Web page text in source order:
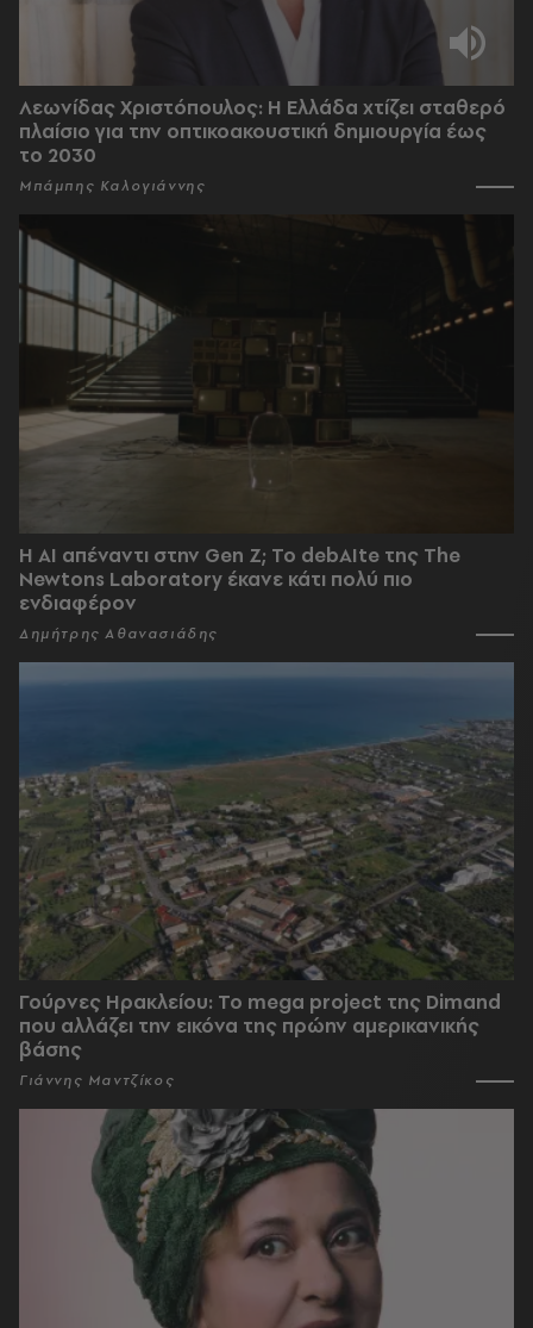
Λεωνίδας Χριστόπουλος: Η Ελλάδα χτίζει σταθερό
πλαίσιο για την οπτικοακουστική δημιουργία έως
το 2030
Μπάμπης Καλογιάννης
Η AI απέναντι στην Gen Z; Το debAIte της The
Newtons Laboratory έκανε κάτι πολύ πιο
ενδιαφέρον
Δημήτρης Αθανασιάδης
Γούρνες Ηρακλείου: To mega project της Dimand
που αλλάζει την εικόνα της πρώην αμερικανικής
βάσης
Γιάννης Μαντζίκος